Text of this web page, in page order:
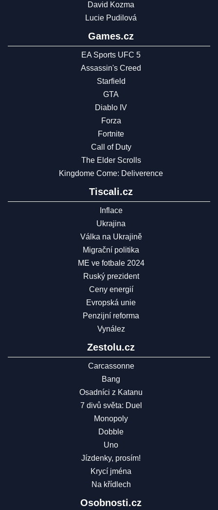
David Kozma
Lucie Pudilová
Games.cz
EA Sports UFC 5
Assassin's Creed
Starfield
GTA
Diablo IV
Forza
Fortnite
Call of Duty
The Elder Scrolls
Kingdome Come: Deliverence
Tiscali.cz
Inflace
Ukrajina
Válka na Ukrajině
Migrační politika
ME ve fotbale 2024
Ruský prezident
Ceny energií
Evropská unie
Penzijní reforma
Vynález
Zestolu.cz
Carcassonne
Bang
Osadníci z Katanu
7 divů světa: Duel
Monopoly
Dobble
Uno
Jízdenky, prosím!
Krycí jména
Na křídlech
Osobnosti.cz